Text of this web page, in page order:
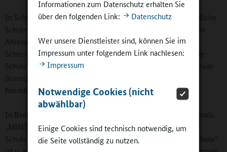
Informationen zum Datenschutz erhalten Sie
über den folgenden Link:
Datenschutz
Wer unsere Dienstleister sind, können Sie im
Impressum unter folgendem Link nachlesen:
Impressum
Notwendige Cookies (nicht
abwählbar)
Einige Cookies sind technisch notwendig, um
die Seite vollständig zu nutzen.
In Schleswig-Holstein wurden 14 Schulen als „MINT-freundliche
Schule“ ausgezeichnet, darunter das Eric-Kandel-Gymnasium
Ahrensburg (erstmals) und erneut die
Domschule
Schleswig oder die Gemeinschaftsschule Nortorf. „Digitale
Schule“ wurden besipielsweise die
Boy-Lornsen-Grundschule
Brunsbüttel
Norddörferschule Wenningstedt-Braderup/Sylt.
In Baden-Württemberg wurden 121 Schulen, davon 46 erstmals,
„MINT-freundliche Schule“. 32 Schulen wurden als „Digitale
Schule“ geehrt. „MINT-freundliche Schule“ und „Digitale Schule“